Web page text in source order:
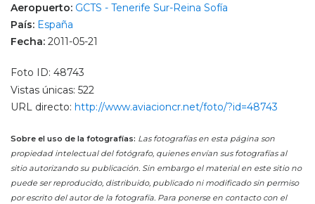
Aeropuerto: GCTS - Tenerife Sur-Reina Sofía
País: España
Fecha: 2011-05-21
Foto ID: 48743
Vistas únicas: 522
URL directo: http://www.aviacioncr.net/foto/?id=48743
Sobre el uso de la fotografías: Las fotografías en esta página son
propiedad intelectual del fotógrafo, quienes envían sus fotografías al
sitio autorizando su publicación. Sin embargo el material en este sitio no
puede ser reproducido, distribuido, publicado ni modificado sin permiso
por escrito del autor de la fotografía. Para ponerse en contacto con el